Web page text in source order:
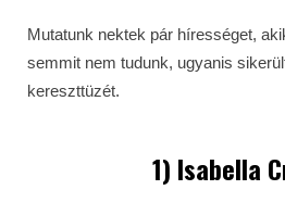
Mutatunk nektek pár hírességet,
semmit nem tudunk, ugyanis
kereszttüzét.
1) Isabella